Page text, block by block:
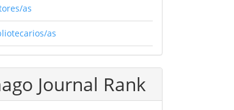
as
as
Journal Rank